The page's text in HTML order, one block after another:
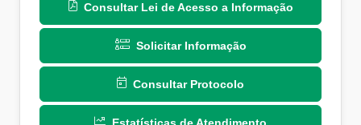
Consultar Lei de Acesso a Informação
Solicitar Informação
Consultar Protocolo